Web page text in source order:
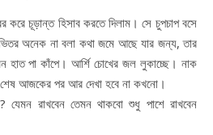
করে চূড়ান্ত হিসাব করতে দিলাম। সে চুপচাপ বসে
অনেক না বলা কথা জমে আছে যার জন্য, তার
হাত পা কাঁপে। আর্শি চোখের জল লুকাচ্ছে। নাক
আজকের পর আর দেখা হবে না কখনো।
যেমন রাখবেন তেমন থাকবো শুধু পাশে রাখবেন